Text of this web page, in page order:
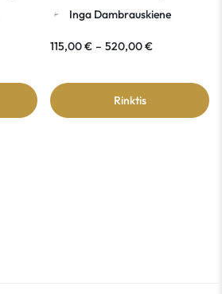
Inga Dambrauskiene
115,00€ – 520,00€
Rinktis